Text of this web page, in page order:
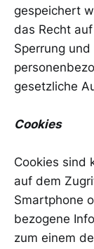
gespeichert
das Recht
Sperrung
gesetzliche
Cookies
Cookies sind
auf dem
Smartphone
bezogene
zum einem